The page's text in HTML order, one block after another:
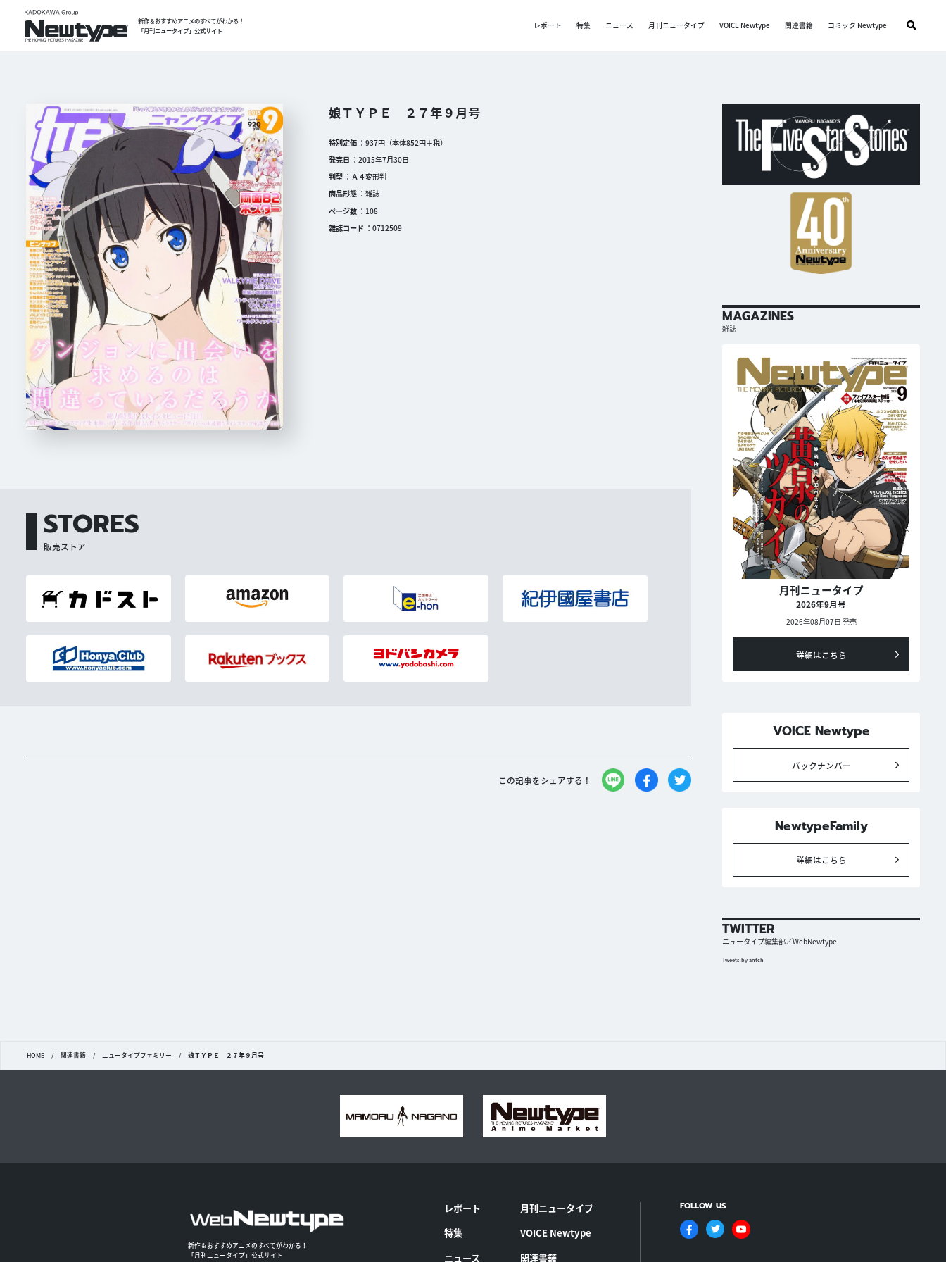
新作＆おすすめアニメのすべてがわかる！
「月刊ニュータイプ」公式サイト
レポート 特集 ニュース 月刊ニュータイプ VOICE Newtype 関連書籍 コミック Newtype
娘ＴＹＰＥ ２７年９月号
特別定価
937円（本体852円＋税）
発売日
2015年7月30日
判型
Ａ４変形判
商品形態
雑誌
ページ数
108
雑誌コード
0712509
STORES
販売ストア
この記事をシェアする！
MAGAZINES
雑誌
月刊ニュータイプ
2026年9月号
2026年08月07日 発売
詳細はこちら
VOICE Newtype
バックナンバー
NewtypeFamily
詳細はこちら
TWITTER
ニュータイプ編集部／WebNewtype
Tweets by antch
HOME / 関連書籍 / ニュータイプファミリー / 娘ＴＹＰＥ ２７年９月号
新作＆おすすめアニメのすべてがわかる！
「月刊ニュータイプ」公式サイト
レポート
特集
ニュース
月刊ニュータイプ
VOICE Newtype
関連書籍
FOLLOW US